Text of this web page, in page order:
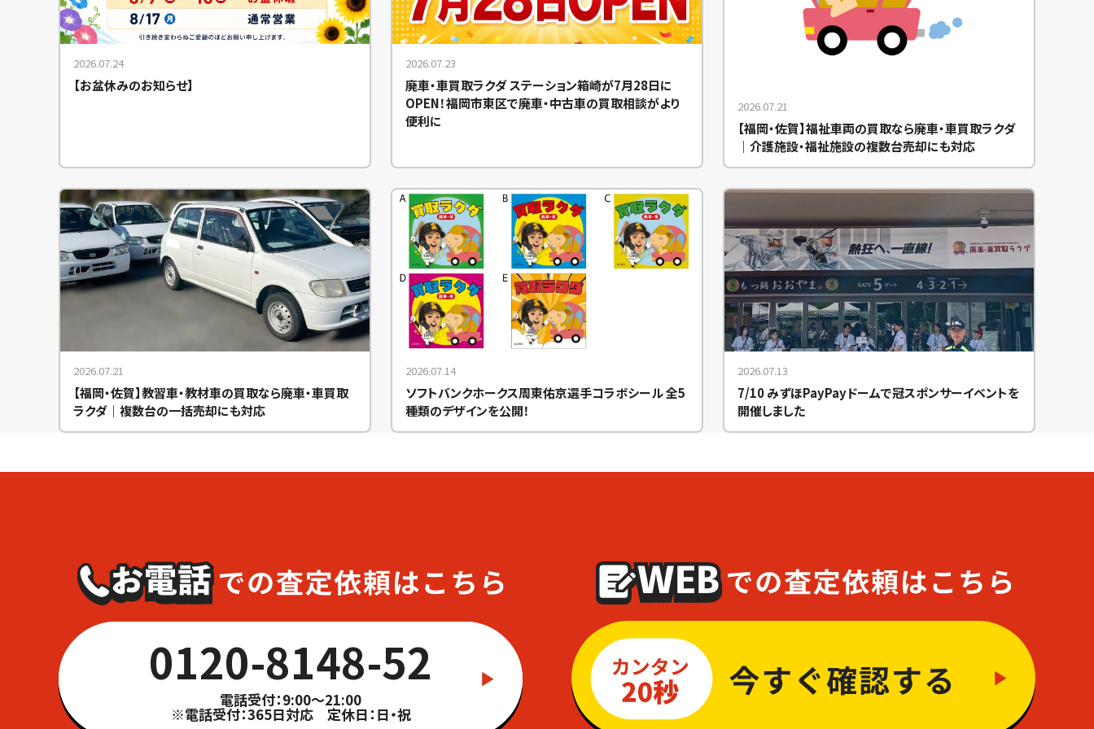
2026.07.24
【お盆休みのお知らせ】
2026.07.23
廃車・車買取ラクダ ステーション箱崎が7月28日に
OPEN！福岡市東区で廃車・中古車の買取相談がより
便利に
2026.07.21
【福岡・佐賀】福祉車両の買取なら廃車・車買取ラクダ
｜介護施設・福祉施設の複数台売却にも対応
2026.07.21
【福岡・佐賀】教習車・教材車の買取なら廃車・車買取
ラクダ｜複数台の一括売却にも対応
2026.07.14
ソフトバンクホークス周東佑京選手コラボシール 全5
種類のデザインを公開！
2026.07.13
7/10 みずほPayPayドームで冠スポンサーイベントを
開催しました
0120-8148-52
電話受付：9:00～21:00
※電話受付：365日対応 定休日：日・祝